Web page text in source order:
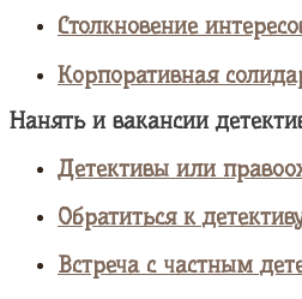
Столкновение
Корпоративная
Нанять и вакансии
Детективы или
Обратиться к
Встреча с частным